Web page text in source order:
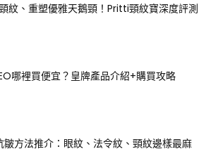
紋、重塑優雅天鵝頸！Pritti頸紋寶深度評測
哪裡買便宜？皇牌產品介紹+購買攻略
皺方法推介：眼紋、法令紋、頸紋邊樣最麻